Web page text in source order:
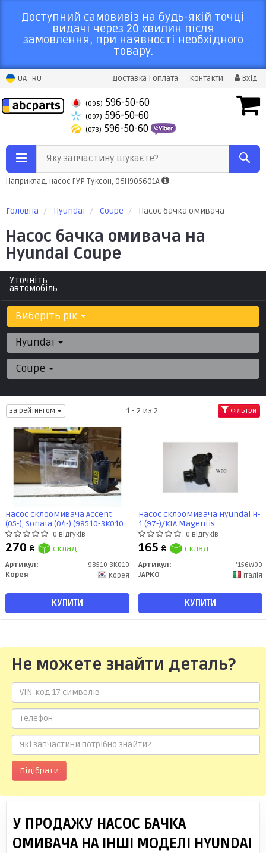
Доступний самовивіз на будь-якій точці
видачі через 20 хвилин після
замовлення, при наявності необхідного
товару.
UA RU Доставка і оплата Контакти Вхід
(095) 596-50-60
(097) 596-50-60
(073) 596-50-60
Яку запчастину шукаєте?
Наприклад: насос ГУР Туксон, 06H905601A
Головна Hyundai Coupe Насос бачка омивача
Насос бачка омивача на
Hyundai Coupe
Уточніть
автомобіль:
Виберіть рік
Hyundai
Coupe
за рейтингом 1 - 2 из 2 Фільтри
Насос склоомивача Accent
(05-), Sonata (04-) (98510-3K010)
DNPS
0 відгуків
270 ₴ склад
Артикул:
98510-3K010
Корея
Корея
КУПИТИ
Насос склоомивача Hyundai H-
1 (97-)/KIA Magentis
(01-)/Daewoo Lanos (97-), Matiz
(98-) (156W00) JAPKO
0 відгуків
165 ₴ склад
Артикул:
'156W00
JAPKO
Італія
КУПИТИ
Не можете знайти деталь?
Підібрати
У ПРОДАЖУ НАСОС БАЧКА
ОМИВАЧА НА ІНШІ МОДЕЛІ HYUNDAI